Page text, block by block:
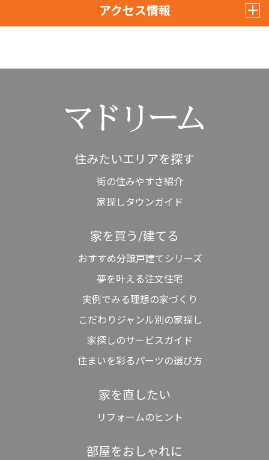
アクセス情報
住みたいエリアを探す
街の住みやすさ紹介
家探しタウンガイド
家を買う/建てる
おすすめ分譲戸建てシリーズ
夢を叶える注文住宅
実例でみる理想の家づくり
こだわりジャンル別の家探し
家探しのサービスガイド
住まいを彩るパーツの選び方
家を直したい
リフォームのヒント
部屋をおしゃれに